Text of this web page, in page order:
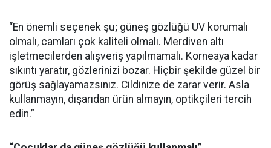
“En önemli seçenek şu; güneş gözlüğü UV korumalı
olmalı, camları çok kaliteli olmalı. Merdiven altı
işletmecilerden alışveriş yapılmamalı. Korneaya kadar
sıkıntı yaratır, gözlerinizi bozar. Hiçbir şekilde güzel bir
görüş sağlayamazsınız. Cildinize de zarar verir. Asla
kullanmayın, dışarıdan ürün almayın, optikçileri tercih
edin.”